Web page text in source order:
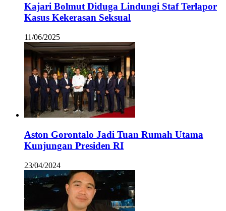
Kajari Bolmut Diduga Lindungi Staf Terlapor
Kasus Kekerasan Seksual
11/06/2025
Aston Gorontalo Jadi Tuan Rumah Utama
Kunjungan Presiden RI
23/04/2024